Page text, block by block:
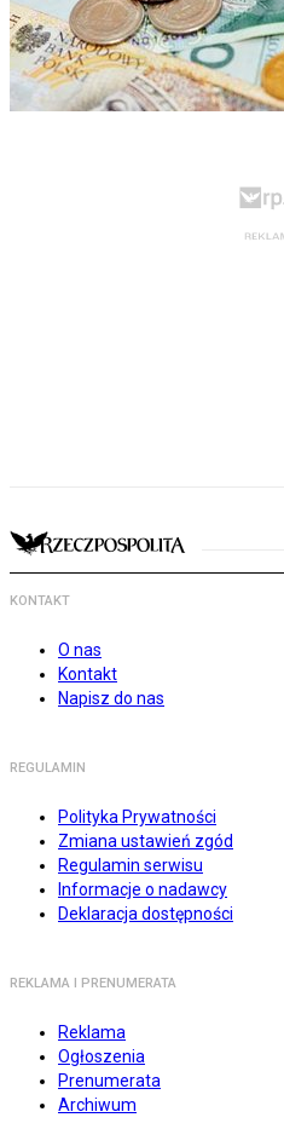
KONTAKT
O nas
Kontakt
Napisz do nas
REGULAMIN
Polityka Prywatności
Zmiana ustawień zgód
Regulamin serwisu
Informacje o nadawcy
Deklaracja dostępności
REKLAMA I PRENUMERATA
Reklama
Ogłoszenia
Prenumerata
Archiwum